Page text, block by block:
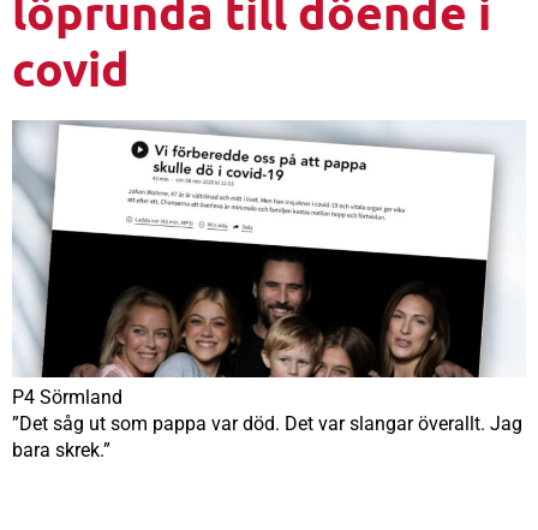
covid
P4 Sörmland
”Det såg ut som pappa var död. Det var slangar överallt. Jag
bara skrek.”